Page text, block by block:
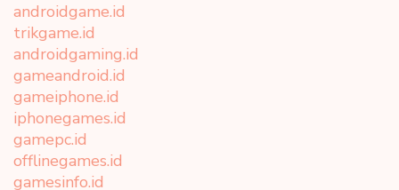
androidgame.id
trikgame.id
androidgaming.id
gameandroid.id
gameiphone.id
iphonegames.id
gamepc.id
offlinegames.id
gamesinfo.id